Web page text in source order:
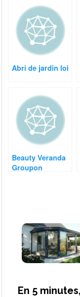
Abri de jardin loi
Beauty Veranda
Groupon